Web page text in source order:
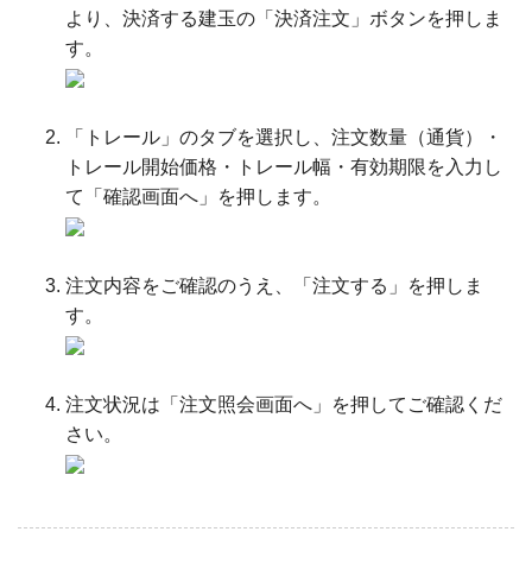
より、決済する建玉の「決済注文」ボタンを押しま
す。
「トレール」のタブを選択し、注文数量（通貨）・
トレール開始価格・トレール幅・有効期限を入力し
て「確認画面へ」を押します。
注文内容をご確認のうえ、「注文する」を押しま
す。
注文状況は「注文照会画面へ」を押してご確認くだ
さい。